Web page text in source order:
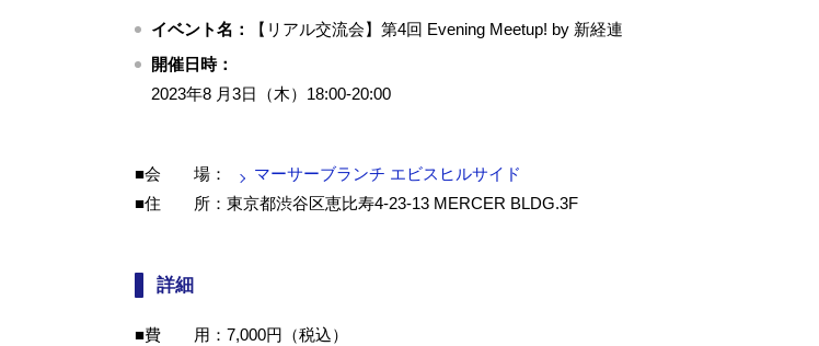
イベント名：
【リアル交流会】第4回 Evening Meetup! by 新経連
開催日時：
2023年8 月3日（木）18:00-20:00
■会 場：
マーサーブランチ エビスヒルサイド
■住 所：東京都渋谷区恵比寿4-23-13 MERCER BLDG.3F
詳細
■費 用：7,000円（税込）